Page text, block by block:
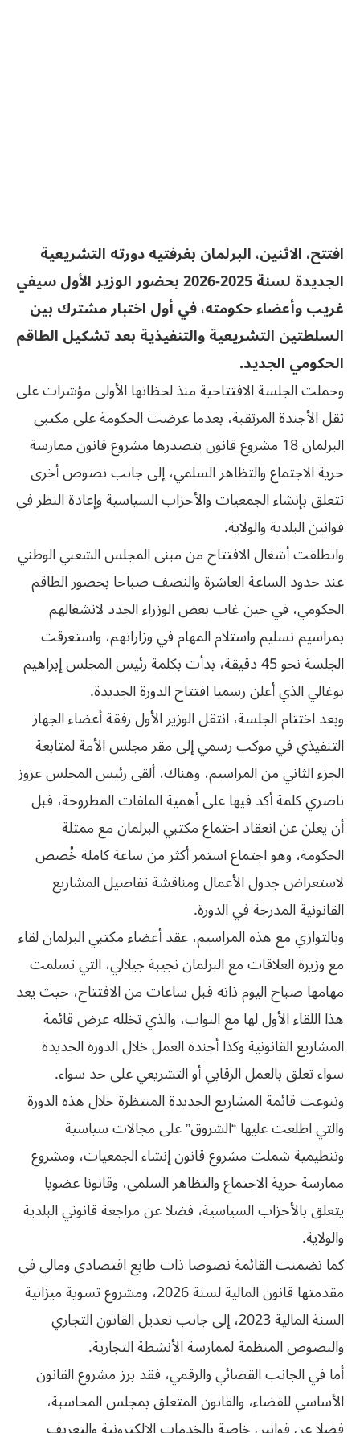
افتتح، الاثنين، البرلمان بغرفتيه دورته التشريعية
الجديدة لسنة 2025-2026 بحضور الوزير الأول سيفي
غريب وأعضاء حكومته، في أول اختبار مشترك بين
السلطتين التشريعية والتنفيذية بعد تشكيل الطاقم
الحكومي الجديد.
وحملت الجلسة الافتتاحية منذ لحظاتها الأولى مؤشرات على
ثقل الأجندة المرتقبة، بعدما عرضت الحكومة على مكتبي
البرلمان 18 مشروع قانون يتصدرها مشروع قانون ممارسة
حرية الاجتماع والتظاهر السلمي، إلى جانب نصوص أخرى
تتعلق بإنشاء الجمعيات والأحزاب السياسية وإعادة النظر في
قوانين البلدية والولاية.
وانطلقت أشغال الافتتاح من مبنى المجلس الشعبي الوطني
عند حدود الساعة العاشرة والنصف صباحا بحضور الطاقم
الحكومي، في حين غاب بعض الوزراء الجدد لانشغالهم
بمراسيم تسليم واستلام المهام في وزاراتهم، واستغرقت
الجلسة نحو 45 دقيقة، بدأت بكلمة رئيس المجلس إبراهيم
بوغالي الذي أعلن رسميا افتتاح الدورة الجديدة.
وبعد اختتام الجلسة، انتقل الوزير الأول رفقة أعضاء الجهاز
التنفيذي في موكب رسمي إلى مقر مجلس الأمة لمتابعة
الجزء الثاني من المراسيم، وهناك، ألقى رئيس المجلس عزوز
ناصري كلمة أكد فيها على أهمية الملفات المطروحة، قبل
أن يعلن عن انعقاد اجتماع مكتبي البرلمان مع ممثلة
الحكومة، وهو اجتماع استمر أكثر من ساعة كاملة خُصص
لاستعراض جدول الأعمال ومناقشة تفاصيل المشاريع
القانونية المدرجة في الدورة.
وبالتوازي مع هذه المراسيم، عقد أعضاء مكتبي البرلمان لقاء
مع وزيرة العلاقات مع البرلمان نجيبة جيلالي، التي تسلمت
مهامها صباح اليوم ذاته قبل ساعات من الافتتاح، حيث يعد
هذا اللقاء الأول لها مع النواب، والذي تخلله عرض قائمة
المشاريع القانونية وكذا أجندة العمل خلال الدورة الجديدة
سواء تعلق بالعمل الرقابي أو التشريعي على حد سواء.
وتنوعت قائمة المشاريع الجديدة المنتظرة خلال هذه الدورة
والتي اطلعت عليها “الشروق” على مجالات سياسية
وتنظيمية شملت مشروع قانون إنشاء الجمعيات، ومشروع
ممارسة حرية الاجتماع والتظاهر السلمي، وقانونا عضويا
يتعلق بالأحزاب السياسية، فضلا عن مراجعة قانوني البلدية
والولاية.
كما تضمنت القائمة نصوصا ذات طابع اقتصادي ومالي في
مقدمتها قانون المالية لسنة 2026، ومشروع تسوية ميزانية
السنة المالية 2023، إلى جانب تعديل القانون التجاري
والنصوص المنظمة لممارسة الأنشطة التجارية.
أما في الجانب القضائي والرقمي، فقد برز مشروع القانون
الأساسي للقضاء، والقانون المتعلق بمجلس المحاسبة،